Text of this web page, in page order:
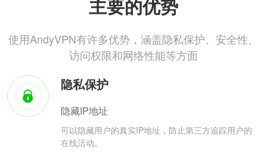
主要的优势
使用AndyVPN有许多优势，涵盖隐私保护、安全性、
访问权限和网络性能等方面
隐私保护
隐藏IP地址
可以隐藏用户的真实IP地址，防止第三方追踪用户的
在线活动。